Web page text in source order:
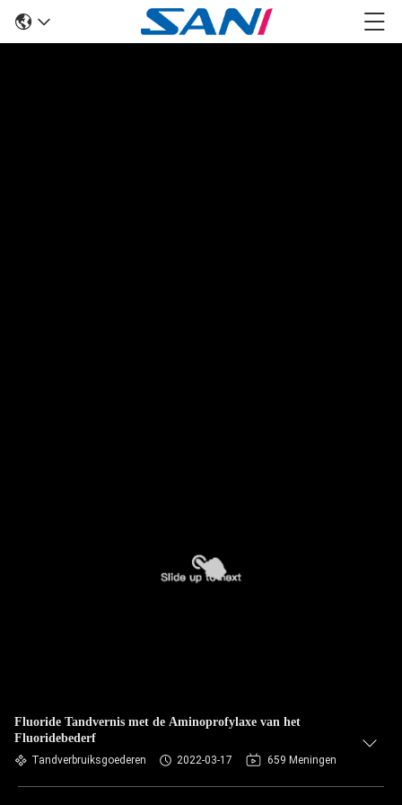
Fluoride Tandvernis met de Aminoprofylaxe van het
Fluoridebederf
Tandverbruiksgoederen 2022-03-17 659 Meningen